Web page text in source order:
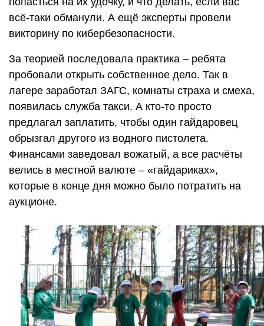
всё-таки обманули. А ещё эксперты провели
викторину по кибербезопасности.
За теорией последовала практика – ребята
пробовали открыть собственное дело. Так в
лагере заработал ЗАГС, комнаты страха и смеха,
появилась служба такси. А кто-то просто
предлагал заплатить, чтобы один гайдаровец
обрызгал другого из водного пистолета.
Финансами заведовал вожатый, а все расчёты
велись в местной валюте – «гайдариках»,
которые в конце дня можно было потратить на
аукционе.